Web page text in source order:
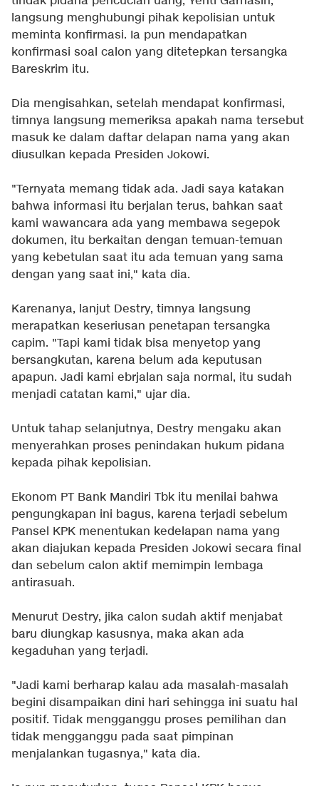
langsung menghubungi pihak kepolisian untuk
meminta konfirmasi. Ia pun mendapatkan
konfirmasi soal calon yang ditetepkan tersangka
Bareskrim itu.
Dia mengisahkan, setelah mendapat konfirmasi,
timnya langsung memeriksa apakah nama tersebut
masuk ke dalam daftar delapan nama yang akan
diusulkan kepada Presiden Jokowi.
"Ternyata memang tidak ada. Jadi saya katakan
bahwa informasi itu berjalan terus, bahkan saat
kami wawancara ada yang membawa segepok
dokumen, itu berkaitan dengan temuan-temuan
yang kebetulan saat itu ada temuan yang sama
dengan yang saat ini," kata dia.
Karenanya, lanjut Destry, timnya langsung
merapatkan keseriusan penetapan tersangka
capim. "Tapi kami tidak bisa menyetop yang
bersangkutan, karena belum ada keputusan
apapun. Jadi kami ebrjalan saja normal, itu sudah
menjadi catatan kami," ujar dia.
Untuk tahap selanjutnya, Destry mengaku akan
menyerahkan proses penindakan hukum pidana
kepada pihak kepolisian.
Ekonom PT Bank Mandiri Tbk itu menilai bahwa
pengungkapan ini bagus, karena terjadi sebelum
Pansel KPK menentukan kedelapan nama yang
akan diajukan kepada Presiden Jokowi secara final
dan sebelum calon aktif memimpin lembaga
antirasuah.
Menurut Destry, jika calon sudah aktif menjabat
baru diungkap kasusnya, maka akan ada
kegaduhan yang terjadi.
"Jadi kami berharap kalau ada masalah-masalah
begini disampaikan dini hari sehingga ini suatu hal
positif. Tidak mengganggu proses pemilihan dan
tidak mengganggu pada saat pimpinan
menjalankan tugasnya," kata dia.